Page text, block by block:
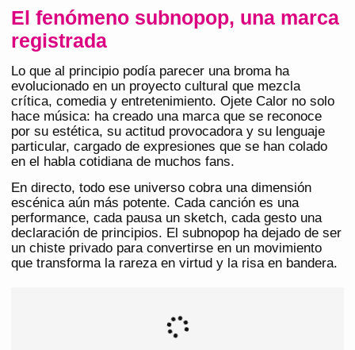
El fenómeno subnopop, una marca
registrada
Lo que al principio podía parecer una broma ha
evolucionado en un proyecto cultural que mezcla
crítica, comedia y entretenimiento. Ojete Calor no solo
hace música: ha creado una marca que se reconoce
por su estética, su actitud provocadora y su lenguaje
particular, cargado de expresiones que se han colado
en el habla cotidiana de muchos fans.
En directo, todo ese universo cobra una dimensión
escénica aún más potente. Cada canción es una
performance, cada pausa un sketch, cada gesto una
declaración de principios. El subnopop ha dejado de ser
un chiste privado para convertirse en un movimiento
que transforma la rareza en virtud y la risa en bandera.